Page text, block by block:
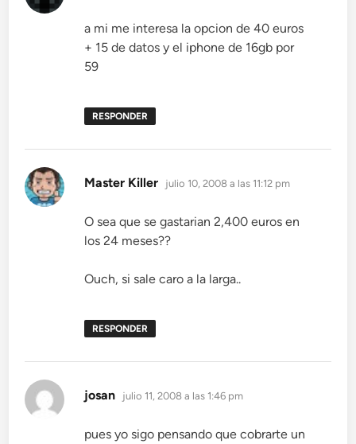
a mi me interesa la opcion de 40 euros
+ 15 de datos y el iphone de 16gb por
59
RESPONDER
Master Killer dice:
julio 10, 2008 a las 11:12 pm
O sea que se gastarian 2,400 euros en
los 24 meses??
Ouch, si sale caro a la larga..
RESPONDER
josan dice:
julio 11, 2008 a las 1:46 pm
pues yo sigo pensando que cobrarte un